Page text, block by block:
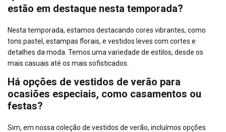
estão em destaque nesta temporada?
Nesta temporada, estamos destacando cores vibrantes, como
tons pastel, estampas florais, e vestidos leves com cortes e
detalhes da moda. Temos uma variedade de estilos, desde os
mais casuais até os mais sofisticados.
Há opções de vestidos de verão para
ocasiões especiais, como casamentos ou
festas?
Sim, em nossa coleção de vestidos de verão, incluímos opções